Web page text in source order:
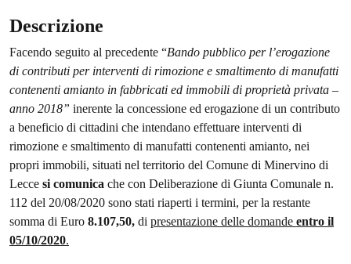
Descrizione
Facendo seguito al precedente “Bando pubblico per l’erogazione
di contributi per interventi di rimozione e smaltimento di manufatti
contenenti amianto in fabbricati ed immobili di proprietà privata –
anno 2018” inerente la concessione ed erogazione di un contributo
a beneficio di cittadini che intendano effettuare interventi di
rimozione e smaltimento di manufatti contenenti amianto, nei
propri immobili, situati nel territorio del Comune di Minervino di
Lecce si comunica che con Deliberazione di Giunta Comunale n.
112 del 20/08/2020 sono stati riaperti i termini, per la restante
somma di Euro 8.107,50, di presentazione delle domande entro il
05/10/2020.